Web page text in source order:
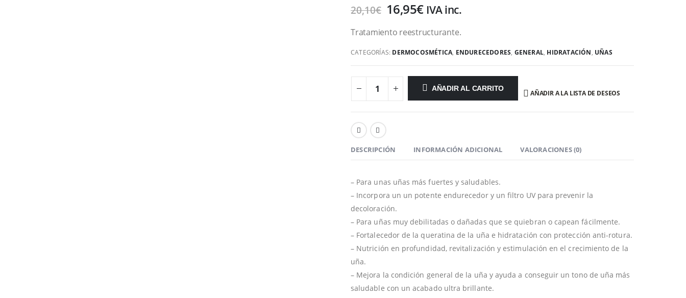
20,10€ 16,95€ IVA inc.
Tratamiento reestructurante.
CATEGORÍAS: DERMOCOSMÉTICA, ENDURECEDORES, GENERAL, HIDRATACIÓN, UÑAS
AÑADIR AL CARRITO
AÑADIR A LA LISTA DE DESEOS
DESCRIPCIÓN INFORMACIÓN ADICIONAL VALORACIONES (0)
– Para unas uñas más fuertes y saludables.
– Incorpora un un potente endurecedor y un filtro UV para prevenir la
decoloración.
– Para uñas muy debilitadas o dañadas que se quiebran o capean fácilmente.
– Fortalecedor de la queratina de la uña e hidratación con protección anti-rotura.
– Nutrición en profundidad, revitalización y estimulación en el crecimiento de la
uña.
– Mejora la condición general de la uña y ayuda a conseguir un tono de uña más
saludable con un acabado ultra brillante.